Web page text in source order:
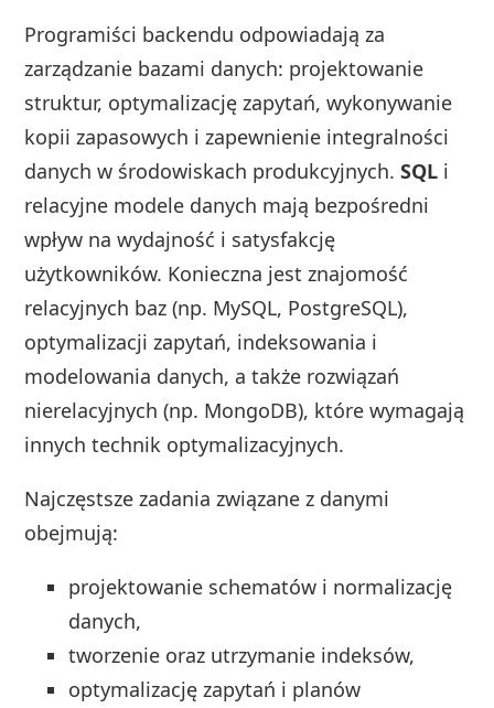
Programiści backendu odpowiadają za
zarządzanie bazami danych: projektowanie
struktur, optymalizację zapytań, wykonywanie
kopii zapasowych i zapewnienie integralności
danych w środowiskach produkcyjnych.SQL i
relacyjne modele danych mają bezpośredni
wpływ na wydajność i satysfakcję
użytkowników. Konieczna jest znajomość
relacyjnych baz (np. MySQL, PostgreSQL),
optymalizacji zapytań, indeksowania i
modelowania danych, a także rozwiązań
nierelacyjnych (np. MongoDB), które wymagają
innych technik optymalizacyjnych.
Najczęstsze zadania związane z danymi
obejmują:
projektowanie schematów i normalizację
danych,
tworzenie oraz utrzymanie indeksów,
optymalizację zapytań i planów